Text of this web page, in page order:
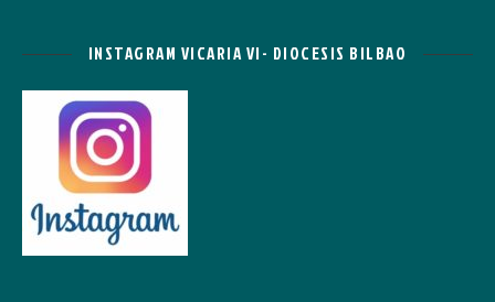
INSTAGRAM VICARIA VI- DIOCESIS BILBAO